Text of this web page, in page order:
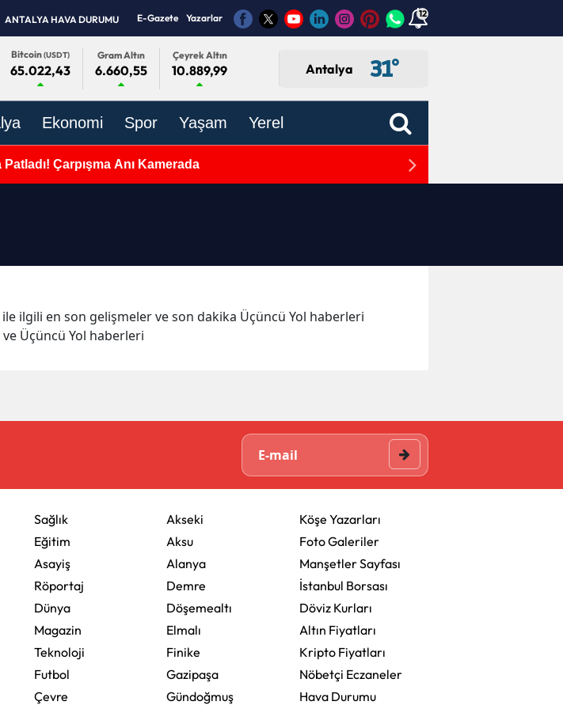
ANTALYA HAVA DURUMU E-Gazete Yazarlar 12
Bitcoin(USDT)
65.022,43
Gram Altın
6.660,55
Çeyrek Altın
10.889,99 Antalya 31°
Ekonomi Spor Yaşam Yerel
Çarpışma Anı Kamerada Antalya'da Gecekondu
ile ilgili en son gelişmeler ve son dakika Üçüncü Yol haberleri
Üçüncü Yol haberleri
Sağlık
Eğitim
Asayiş
Röportaj
Dünya
Magazin
Teknoloji
Futbol
Çevre
Akseki
Aksu
Alanya
Demre
Döşemealtı
Elmalı
Finike
Gazipaşa
Gündoğmuş
Köşe Yazarları
Foto Galeriler
Manşetler Sayfası
İstanbul Borsası
Döviz Kurları
Altın Fiyatları
Kripto Fiyatları
Nöbetçi Eczaneler
Hava Durumu